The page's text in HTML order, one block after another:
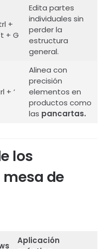
+
+ G
Edita partes
individuales sin
perder la
estructura
general.
+ ‘
Alinea con
precisión
elementos en
productos como
las pancartas.
los
de
Aplicación